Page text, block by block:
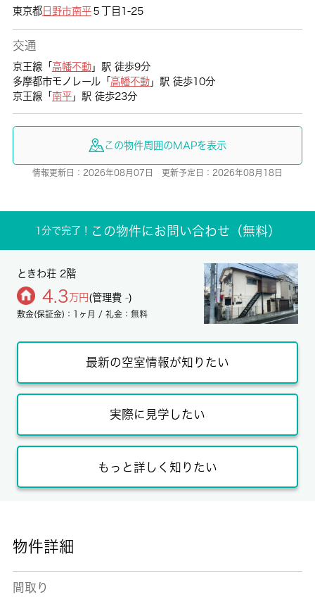
東京都日野市南平５丁目1-25
交通
京王線「 高幡不動」駅 徒歩9分
多摩都市モノレール「 高幡不動」駅 徒歩10分
京王線「 南平」駅 徒歩23分
この物件周囲のMAPを表示
情報更新日：2026年08月07日 更新予定日：2026年08月18日
1分で完了！ この物件にお問い合わせ（無料）
ときわ荘 2階
4.3 万円 (管理費 -)
敷金(保証金)：1ヶ月 / 礼金：無料
最新の空室情報が知りたい
実際に見学したい
もっと詳しく知りたい
物件詳細
間取り